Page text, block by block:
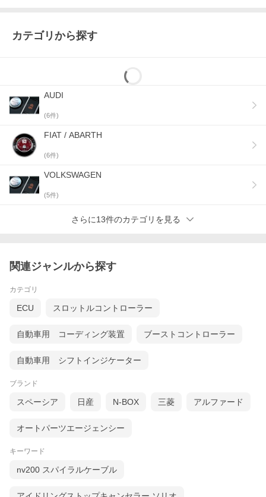
カテゴリから探す
AUDI
(6件)
FIAT / ABARTH
(6件)
VOLKSWAGEN
(5件)
さらに13件のカテゴリを見る
関連ジャンルから探す
カテゴリ
ECU スロットルコントローラー
自動車用 コーディング装置 ブーストコントローラー
自動車用 シフトインジケーター
ブランド
スペーシア 日産 N-BOX 三菱 アルファード
オートパーツエージェンシー
キーワード
nv200 スパイラルケーブル